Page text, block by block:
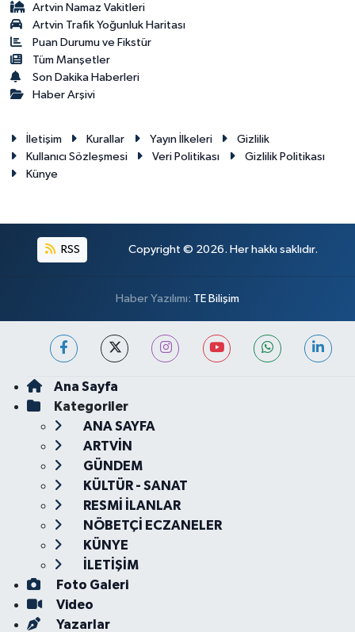
Artvin Namaz Vakitleri
Artvin Trafik Yoğunluk Haritası
Puan Durumu ve Fikstür
Tüm Manşetler
Son Dakika Haberleri
Haber Arşivi
İletişim Kurallar Yayın İlkeleri
Gizlilik
Kullanıcı Sözleşmesi
Veri Politikası
Gizlilik Politikası
Künye
RSS Copyright © 2026. Her hakkı saklıdır.
Haber Yazılımı: TE Bilişim
Ana Sayfa
Kategoriler
ANA SAYFA
ARTVİN
GÜNDEM
KÜLTÜR - SANAT
RESMİ İLANLAR
NÖBETÇİ ECZANELER
KÜNYE
İLETİŞİM
Foto Galeri
Video
Yazarlar